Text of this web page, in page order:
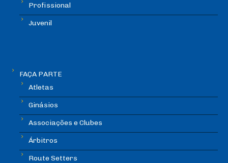
Profissional
Juvenil
FAÇA PARTE
Atletas
Ginásios
Associações e Clubes
Árbitros
Route Setters